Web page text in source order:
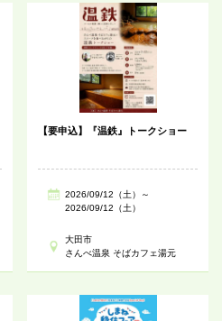
【要申込】『温鉄』トークショー
2026/09/12（土）～
2026/09/12（土）
大田市
さんべ温泉 そばカフェ湯元